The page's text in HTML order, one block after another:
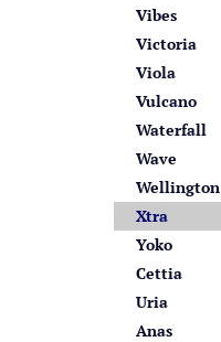
Vibes
Victoria
Viola
Vulcano
Waterfall
Wave
Wellington
Xtra
Yoko
Cettia
Uria
Anas